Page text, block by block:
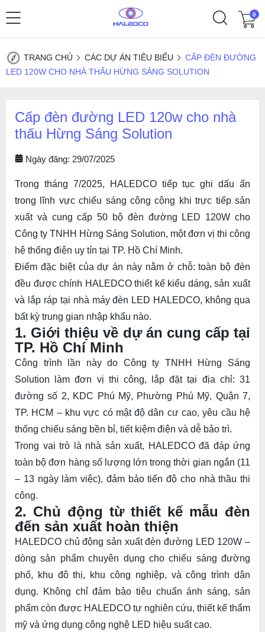
0
TRANG CHỦ CÁC DỰ ÁN TIÊU BIỂU
CẤP ĐÈN ĐƯỜNG
LED 120W CHO NHÀ THẤU HỪNG SÁNG SOLUTION
Cấp đèn đường LED 120w cho nhà
thấu Hừng Sáng Solution
Ngày đăng: 29/07/2025
Trong tháng 7/2025, HALEDCO tiếp tục ghi dấu ấn
trong lĩnh vực chiếu sáng công cộng khi trực tiếp sản
xuất và cung cấp 50 bộ đèn đường LED 120W cho
Công ty TNHH Hừng Sáng Solution, một đơn vị thi công
hệ thống điện uy tín tại TP. Hồ Chí Minh.
Điểm đặc biệt của dự án này nằm ở chỗ: toàn bộ đèn
đều được chính HALEDCO thiết kế kiểu dáng, sản xuất
và lắp ráp tại nhà máy đèn LED HALEDCO, không qua
bất kỳ trung gian nhập khẩu nào.
1. Giới thiệu về dự án cung cấp tại
TP. Hồ Chí Minh
Công trình lần này do Công ty TNHH Hừng Sáng
Solution làm đơn vị thi công, lắp đặt tại địa chỉ: 31
đường số 2, KDC Phú Mỹ, Phường Phú Mỹ, Quận 7,
TP. HCM – khu vực có mật độ dân cư cao, yêu cầu hệ
thống chiếu sáng bền bỉ, tiết kiệm điện và dễ bảo trì.
Trong vai trò là nhà sản xuất, HALEDCO đã đáp ứng
toàn bộ đơn hàng số lượng lớn trong thời gian ngắn (11
– 13 ngày làm việc), đảm bảo tiến độ cho nhà thầu thi
công.
2. Chủ động từ thiết kế mẫu đèn
đến sản xuất hoàn thiện
HALEDCO chủ động sản xuất đèn đường LED 120W –
dòng sản phẩm chuyên dụng cho chiếu sáng đường
phố, khu đô thị, khu công nghiệp, và công trình dân
dụng. Không chỉ đảm bảo tiêu chuẩn ánh sáng, sản
phẩm còn được HALEDCO tự nghiên cứu, thiết kế thẩm
mỹ và ứng dụng công nghệ LED hiệu suất cao.